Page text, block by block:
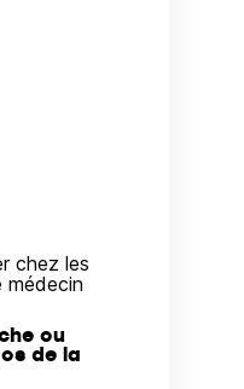
chez les
ou
de la